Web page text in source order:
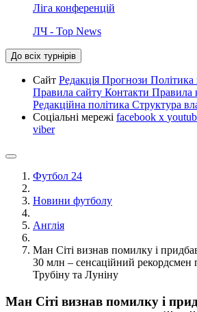
Ліга конференцій
ЛЧ - Top News
До всіх турнірів
Сайт Редакція Прогнози Політика
Правила сайту Контакти Правила
Редакційна політика Структура
Соціальні мережі facebook x
viber
Футбол 24
Новини футболу
Англія
Ман Сіті визнав помилку і
30 млн – сенсаційний рекордсмен
Трубіну та Луніну
Ман Сіті визнав помилку і